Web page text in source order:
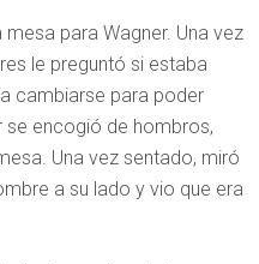
para Wagner. Una vez
le preguntó si estaba
cambiarse para poder
se encogió de hombros,
Una vez sentado, miró
a su lado y vio que era